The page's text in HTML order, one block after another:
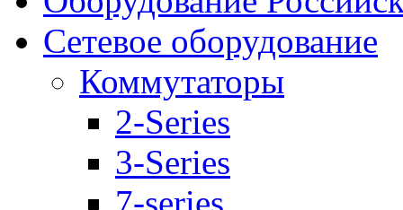
Сетевое оборудование
Коммутаторы
2-Series
3-Series
7-series